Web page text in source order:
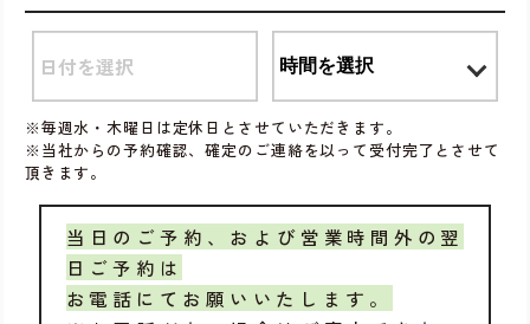
※毎週水・木曜日は定休日とさせていただきます。
※当社からの予約確認、確定のご連絡を以って受付完了とさせて
頂きます。
当日のご予約、および営業時間外の翌
日ご予約は
お電話にてお願いいたします。